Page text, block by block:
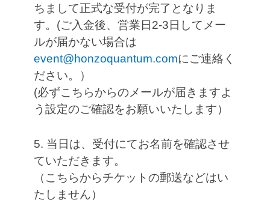
ちまして正式な受付が完了となりま
す。(ご入金後、営業日2-3日してメー
ルが届かない場合は
event@honzoquantum.comにご連絡く
ださい。）
(必ずこちらからのメールが届きますよ
う設定のご確認をお願いいたします）
5. 当日は、受付にてお名前を確認させ
ていただきます。
（こちらからチケットの郵送などはい
たしません）